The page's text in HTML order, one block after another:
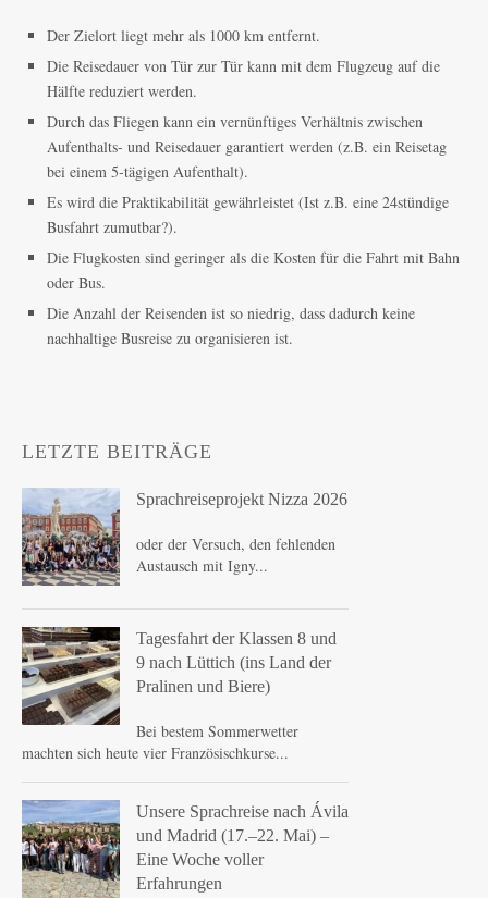
Der Zielort liegt mehr als 1000 km entfernt.
Die Reisedauer von Tür zur Tür kann mit dem Flugzeug auf die
Hälfte reduziert werden.
Durch das Fliegen kann ein vernünftiges Verhältnis zwischen
Aufenthalts- und Reisedauer garantiert werden (z.B. ein Reisetag
bei einem 5-tägigen Aufenthalt).
Es wird die Praktikabilität gewährleistet (Ist z.B. eine 24stündige
Busfahrt zumutbar?).
Die Flugkosten sind geringer als die Kosten für die Fahrt mit Bahn
oder Bus.
Die Anzahl der Reisenden ist so niedrig, dass dadurch keine
nachhaltige Busreise zu organisieren ist.
LETZTE BEITRÄGE
Sprachreiseprojekt Nizza 2026
oder der Versuch, den fehlenden
Austausch mit Igny...
Tagesfahrt der Klassen 8 und
9 nach Lüttich (ins Land der
Pralinen und Biere)
Bei bestem Sommerwetter
machten sich heute vier Französischkurse...
Unsere Sprachreise nach Ávila
und Madrid (17.–22. Mai) –
Eine Woche voller
Erfahrungen